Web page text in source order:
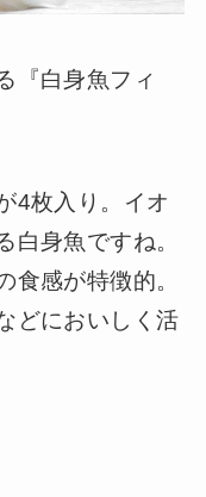
『白身魚フィ
4枚入り。イオ
白身魚ですね。
食感が特徴的。
どにおいしく活